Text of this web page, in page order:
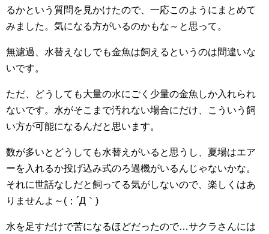
るかという質問を見かけたので、一応このようにまとめて
みました。気になる方がいるのかもな～と思って。
無濾過、水替えなしでも金魚は飼えるというのは間違いな
いです。
ただ、どうしても大量の水にごく少量の金魚しか入れられ
ないです。水がそこまで汚れない場合にだけ、こういう飼
い方が可能になるんだと思います。
数が多いとどうしても水替えがいると思うし、夏場はエア
ーを入れるか投げ込み式のろ過機がいるんじゃないかな。
それに世話なしだと飼ってる気がしないので、楽しくはあ
りませんよ～(；´Д｀)
水を足すだけで苦になるほどだったので…サクラさんには